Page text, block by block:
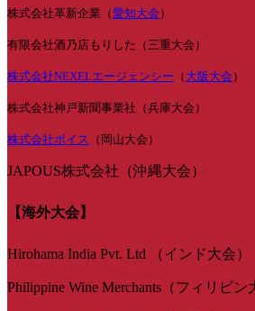
株式会社革新企業（愛知大会 ）
有限会社酒乃店もりした（三重大会）
株式会社NEXELエージェンシー （ 大阪大会 ）
株式会社神戸新聞事業社（兵庫大会）
株式会社ボイス （岡山大会）
JAPOUS株式会社（沖縄大会）
【海外大会】
Hirohama India Pvt. Ltd （インド大会）
Philippine Wine Merchants（フィリピン